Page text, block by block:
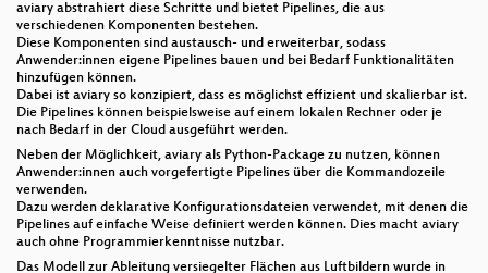
aviary abstrahiert diese Schritte und bietet Pipelines, die aus
verschiedenen Komponenten bestehen.
Diese Komponenten sind austausch- und erweiterbar, sodass
Anwender:innen eigene Pipelines bauen und bei Bedarf Funktionalitäten
hinzufügen können.
Dabei ist aviary so konzipiert, dass es möglichst effizient und skalierbar ist.
Die Pipelines können beispielsweise auf einem lokalen Rechner oder je
nach Bedarf in der Cloud ausgeführt werden.
Neben der Möglichkeit, aviary als Python-Package zu nutzen, können
Anwender:innen auch vorgefertigte Pipelines über die Kommandozeile
verwenden.
Dazu werden deklarative Konfigurationsdateien verwendet, mit denen die
Pipelines auf einfache Weise definiert werden können. Dies macht aviary
auch ohne Programmierkenntnisse nutzbar.
Das Modell zur Ableitung versiegelter Flächen aus Luftbildern wurde in